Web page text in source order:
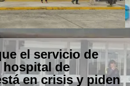
el servicio de
hospital de
en crisis y piden